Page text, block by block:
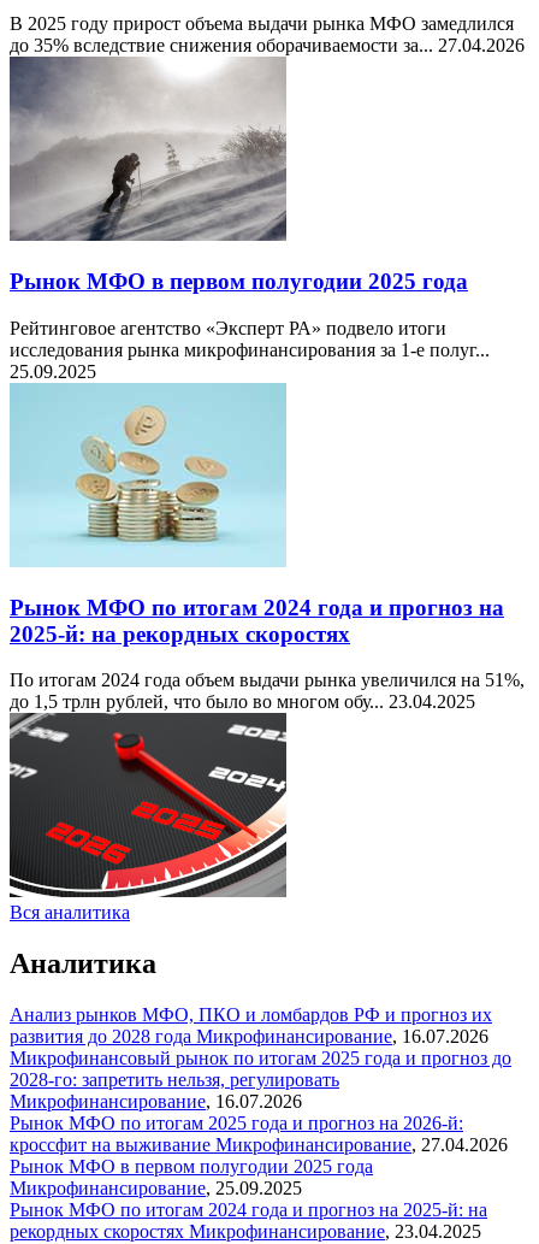
В 2025 году прирост объема выдачи рынка МФО замедлился
до 35% вследствие снижения оборачиваемости за... 27.04.2026
Рынок МФО в первом полугодии 2025 года
Рейтинговое агентство «Эксперт РА» подвело итоги
исследования рынка микрофинансирования за 1-е полуг...
25.09.2025
Рынок МФО по итогам 2024 года и прогноз на
2025-й: на рекордных скоростях
По итогам 2024 года объем выдачи рынка увеличился на 51%,
до 1,5 трлн рублей, что было во многом обу... 23.04.2025
Вся аналитика
Аналитика
Анализ рынков МФО, ПКО и ломбардов РФ и прогноз их
развития до 2028 года Микрофинансирование, 16.07.2026
Микрофинансовый рынок по итогам 2025 года и прогноз до
2028-го: запретить нельзя, регулировать
Микрофинансирование, 16.07.2026
Рынок МФО по итогам 2025 года и прогноз на 2026-й:
кроссфит на выживание Микрофинансирование, 27.04.2026
Рынок МФО в первом полугодии 2025 года
Микрофинансирование, 25.09.2025
Рынок МФО по итогам 2024 года и прогноз на 2025-й: на
рекордных скоростях Микрофинансирование, 23.04.2025